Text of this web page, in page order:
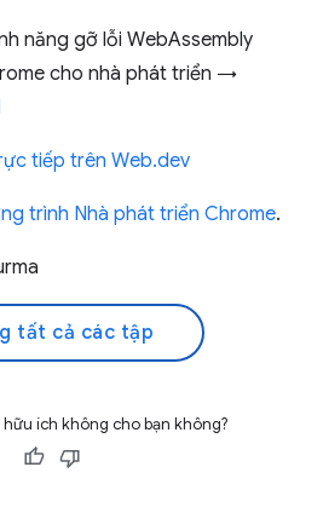
năng gỡ lỗi WebAssembly
cho nhà phát triển →
tiếp trên Web.dev
trình Nhà phát triển Chrome.
tất cả các tập
ích không cho bạn không?